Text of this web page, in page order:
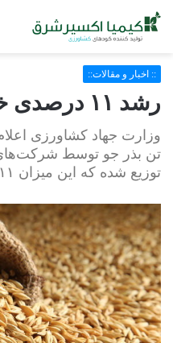
:: اخبار و مقالات::
رشد ۱۱ درصدی خرید و توزیع بذر جو
تن بذر جو توسط شرکت‌های
توزیع شده که این میزان ۱۱ درصد رشد دارد .